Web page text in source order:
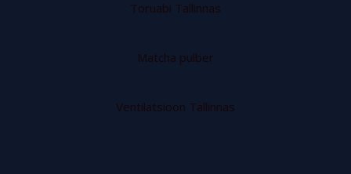
Toruabi Tallinnas
Matcha pulber
Ventilatsioon Tallinnas